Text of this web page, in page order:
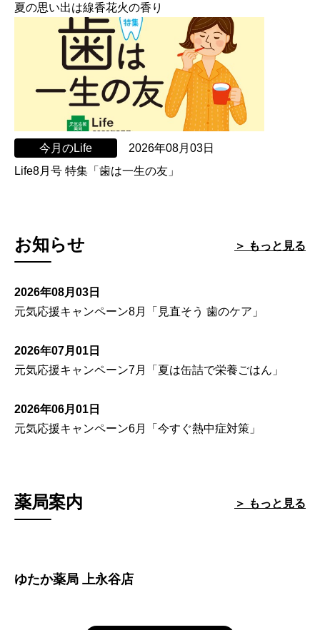
夏の思い出は線香花火の香り
今月のLife
2026年08月03日
Life8月号 特集「歯は一生の友」
お知らせ
2026年08月03日
元気応援キャンペーン8月「見直そう 歯のケア」
2026年07月01日
元気応援キャンペーン7月「夏は缶詰で栄養ごはん」
2026年06月01日
元気応援キャンペーン6月「今すぐ熱中症対策」
＞ もっと見る
薬局案内
ゆたか薬局 上永谷店
＞ もっと見る